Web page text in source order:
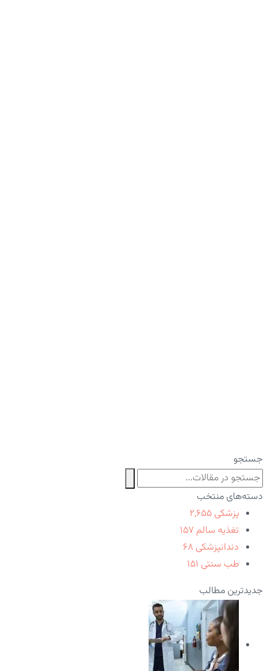
جستجو
دسته‌های منتخب
پزشکی ۲,۶۵۵
تغذیه سالم ۱۵۷
دندانپزشکی ۶۸
طب سنتی ۱۵۱
جدیدترین مطالب